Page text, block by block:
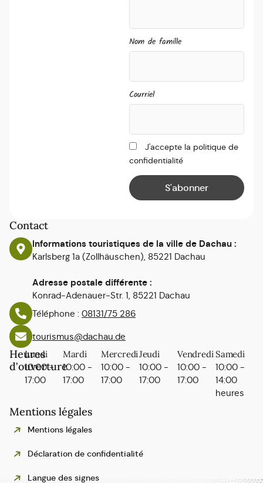
Contact
Informations touristiques de la ville de Dachau :
Karlsberg 1a (Zollhäuschen), 85221 Dachau
Adresse postale différente :
Konrad-Adenauer-Str. 1, 85221 Dachau
Téléphone : 08131/75 286
tourismus@dachau.de
Heures
d'ouverture
Lundi
10:00 -
17:00
Mardi
10:00 -
17:00
Mercredi
10:00 -
17:00
Jeudi
10:00 -
17:00
Vendredi
10:00 -
17:00
Samedi
10:00 -
14:00
heures
Mentions légales
Mentions légales
Déclaration de confidentialité
Langue des signes
Nom de famille
Courriel
J'accepte la politique de
confidentialité